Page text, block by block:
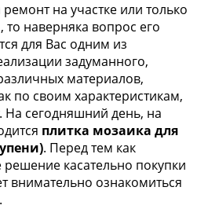
на участке или только
наверняка вопрос его
для Вас одним из
задуманного,
материалов,
по своим характеристикам,
На сегодняшний день, на
плитка мозаика для
. Перед тем как
касательно покупки
внимательно ознакомиться